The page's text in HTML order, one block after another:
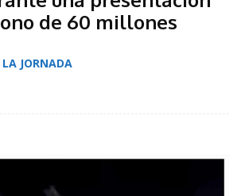
de 60 millones
LA JORNADA